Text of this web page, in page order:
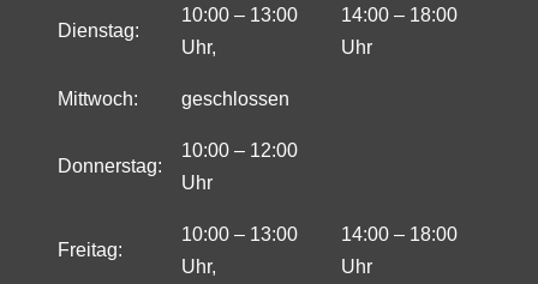
Dienstag:
10:00 – 13:00
Uhr,
14:00 – 18:00
Uhr
Mittwoch: geschlossen
Donnerstag:
10:00 – 12:00
Uhr
Freitag:
10:00 – 13:00
Uhr,
14:00 – 18:00
Uhr